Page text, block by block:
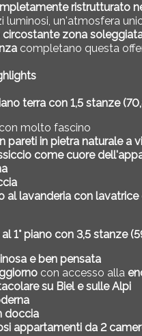
ristrutturato
luminosi, un'atmosfera
circostante zona
completano questa
terra con 1,5 stanze
molto fascino
pareti in pietra naturale a
come cuore
allavanderia con lavatrice
1° piano con 3,5 stanze
e ben pensata
con accesso alla
su Biel e sulle Alpi
doccia
appartamenti da 2